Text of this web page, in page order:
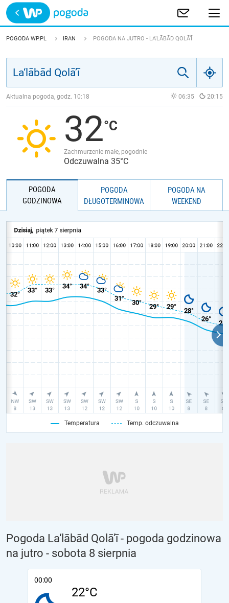
Trwa ładowanie
POLSKA
JAKOŚĆ POWIETRZA
POGODA WP.PL IRAN POGODA NA JUTRO - LA‘LĀBĀD QOLĀ’Ī
Aktualna pogoda, godz. 10:18 06:35 20:15
32
Zachmurzenie małe, pogodnie
Odczuwalna 35°C
POGODA
GODZINOWA
POGODA
DŁUGOTERMINOWA
POGODA NA
WEEKEND
Temperatura Temp. odczuwalna
Pogoda La‘lābād Qolā’ī - pogoda godzinowa
na jutro - sobota 8 sierpnia
00:00
22°C